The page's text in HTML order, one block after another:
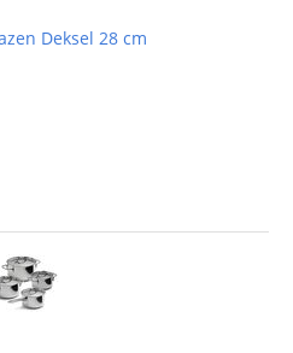
Deksel 28 cm